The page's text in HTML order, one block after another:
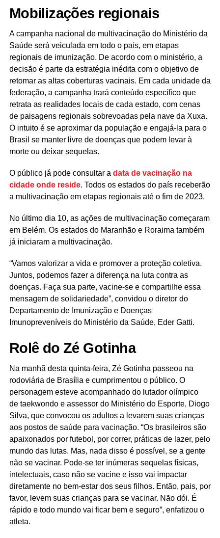
Mobilizações regionais
A campanha nacional de multivacinação do Ministério da
Saúde será veiculada em todo o país, em etapas
regionais de imunização. De acordo com o ministério, a
decisão é parte da estratégia inédita com o objetivo de
retomar as altas coberturas vacinais. Em cada unidade da
federação, a campanha trará conteúdo específico que
retrata as realidades locais de cada estado, com cenas
de paisagens regionais sobrevoadas pela nave da Xuxa.
O intuito é se aproximar da população e engajá-la para o
Brasil se manter livre de doenças que podem levar à
morte ou deixar sequelas.
O público já pode consultar a data de vacinação na
cidade onde reside. Todos os estados do país receberão
a multivacinação em etapas regionais até o fim de 2023.
No último dia 10, as ações de multivacinação começaram
em Belém. Os estados do Maranhão e Roraima também
já iniciaram a multivacinação.
“Vamos valorizar a vida e promover a proteção coletiva.
Juntos, podemos fazer a diferença na luta contra as
doenças. Faça sua parte, vacine-se e compartilhe essa
mensagem de solidariedade”, convidou o diretor do
Departamento de Imunização e Doenças
Imunopreveníveis do Ministério da Saúde, Eder Gatti.
Rolê do Zé Gotinha
Na manhã desta quinta-feira, Zé Gotinha passeou na
rodoviária de Brasília e cumprimentou o público. O
personagem esteve acompanhado do lutador olímpico
de taekwondo e assessor do Ministério do Esporte, Diogo
Silva, que convocou os adultos a levarem suas crianças
aos postos de saúde para vacinação. “Os brasileiros são
apaixonados por futebol, por correr, práticas de lazer, pelo
mundo das lutas. Mas, nada disso é possível, se a gente
não se vacinar. Pode-se ter inúmeras sequelas físicas,
intelectuais, caso não se vacine e isso vai impactar
diretamente no bem-estar dos seus filhos. Então, pais, por
favor, levem suas crianças para se vacinar. Não dói. É
rápido e todo mundo vai ficar bem e seguro”, enfatizou o
atleta.